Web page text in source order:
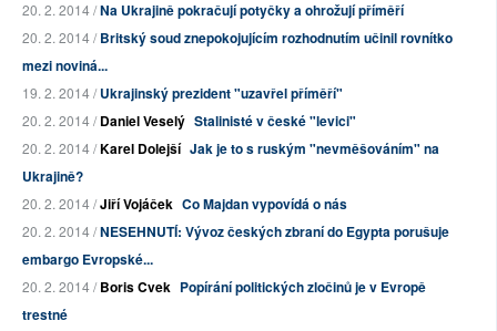
20. 2. 2014 /Na Ukrajině pokračují potyčky a ohrožují příměří
20. 2. 2014 /Britský soud znepokojujícím rozhodnutím učinil rovnítko
mezi noviná...
19. 2. 2014 /Ukrajinský prezident "uzavřel příměří"
20. 2. 2014 /Daniel Veselý Stalinisté v české "levici"
20. 2. 2014 /Karel Dolejší Jak je to s ruským "nevměšováním" na
Ukrajině?
20. 2. 2014 /Jiří Vojáček Co Majdan vypovídá o nás
20. 2. 2014 /NESEHNUTÍ: Vývoz českých zbraní do Egypta porušuje
embargo Evropské...
20. 2. 2014 /Boris Cvek Popírání politických zločinů je v Evropě
trestné